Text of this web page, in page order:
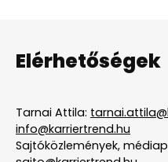
Elérhetőségek
Tarnai Attila:
info@karriertrend.hu
Sajtóközlemények,